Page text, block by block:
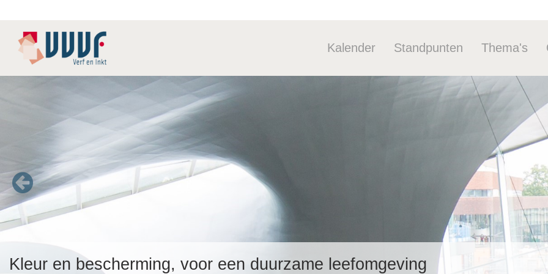
Kalender Standpunten Thema's
Duurzaam
Stoffen
Arbeid
Tools
Kleur en bescherming, voor een duurzame leefomgeving